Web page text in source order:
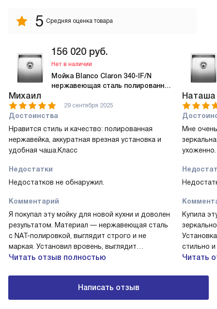
5 Средняя оценка товара
156 020 руб.
Нет в наличии
Мойка Blanco Claron 340-IF/N
нержавеющая сталь полированная
Михаил
29 сентября 2025
Достоинства
Нравится стиль и качество: полированная
нержавейка, аккуратная врезная установка и
удобная чаша.Класс
Недостатки
Недостатков не обнаружил.
Комментарий
Я покупал эту мойку для новой кухни и доволен
результатом. Материал — нержавеющая сталь
с NAT-полировкой, выглядит строго и не
маркая. Установил вровень, выглядит
аккуратно. Одна чаша оптимальна для моих
быстро и без запахов. Первый мой тест: после
пикника помыл грязную сковороду — всё ушло
без усилий. Второй случай: друг заметил и
Читать отзыв полностью
Наташа
Мне
Купила
стильно
после
брызг.
приятно!
Читать
Написать отзыв